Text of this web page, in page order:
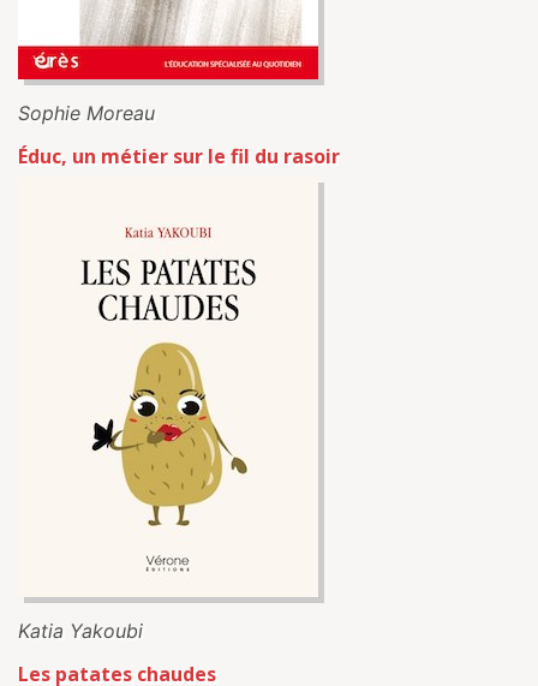
Sophie Moreau
Éduc, un métier sur le fil du rasoir
Katia Yakoubi
Les patates chaudes